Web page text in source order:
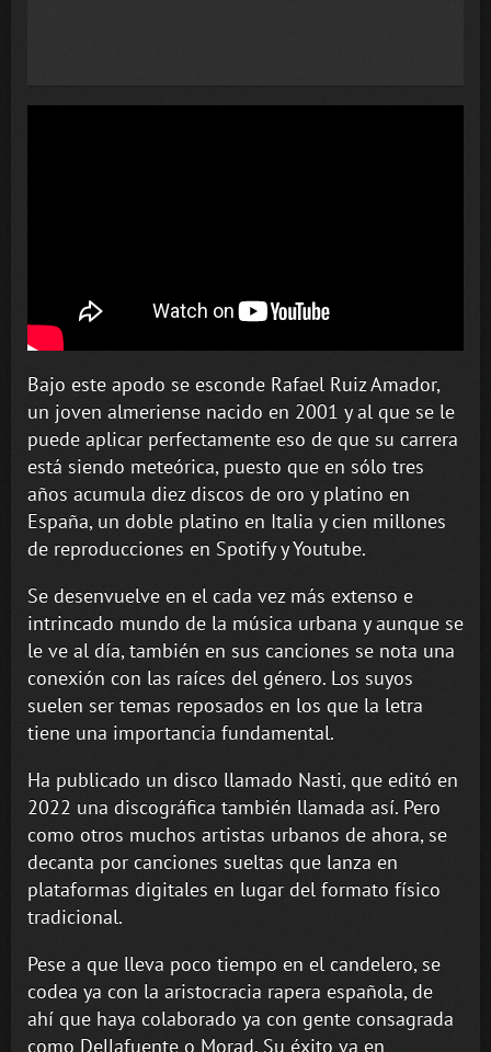
Bajo este apodo se esconde Rafael Ruiz Amador,
un joven almeriense nacido en 2001 y al que se le
puede aplicar perfectamente eso de que su carrera
está siendo meteórica, puesto que en sólo tres
años acumula diez discos de oro y platino en
España, un doble platino en Italia y cien millones
de reproducciones en Spotify y Youtube.
Se desenvuelve en el cada vez más extenso e
intrincado mundo de la música urbana y aunque se
le ve al día, también en sus canciones se nota una
conexión con las raíces del género. Los suyos
suelen ser temas reposados en los que la letra
tiene una importancia fundamental.
Ha publicado un disco llamado Nasti, que editó en
2022 una discográfica también llamada así. Pero
como otros muchos artistas urbanos de ahora, se
decanta por canciones sueltas que lanza en
plataformas digitales en lugar del formato físico
tradicional.
Pese a que lleva poco tiempo en el candelero, se
codea ya con la aristocracia rapera española, de
ahí que haya colaborado ya con gente consagrada
como Dellafuente o Morad. Su éxito va en